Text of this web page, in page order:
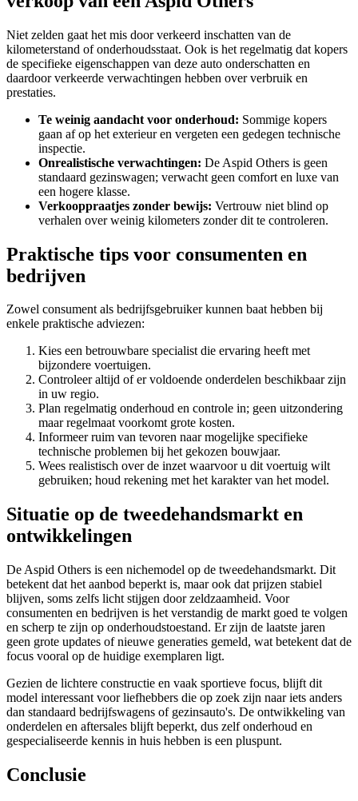
Niet zelden gaat het mis door verkeerd inschatten van de
kilometerstand of onderhoudsstaat. Ook is het regelmatig dat kopers
de specifieke eigenschappen van deze auto onderschatten en
daardoor verkeerde verwachtingen hebben over verbruik en
prestaties.
Te weinig aandacht voor onderhoud: Sommige kopers
gaan af op het exterieur en vergeten een gedegen technische
inspectie.
Onrealistische verwachtingen: De Aspid Others is geen
standaard gezinswagen; verwacht geen comfort en luxe van
een hogere klasse.
Verkooppraatjes zonder bewijs: Vertrouw niet blind op
verhalen over weinig kilometers zonder dit te controleren.
Praktische tips voor consumenten en
bedrijven
Zowel consument als bedrijfsgebruiker kunnen baat hebben bij
enkele praktische adviezen:
Kies een betrouwbare specialist die ervaring heeft met
bijzondere voertuigen.
Controleer altijd of er voldoende onderdelen beschikbaar zijn
in uw regio.
Plan regelmatig onderhoud en controle in; geen uitzondering
maar regelmaat voorkomt grote kosten.
Informeer ruim van tevoren naar mogelijke specifieke
technische problemen bij het gekozen bouwjaar.
Wees realistisch over de inzet waarvoor u dit voertuig wilt
gebruiken; houd rekening met het karakter van het model.
Situatie op de tweedehandsmarkt en
ontwikkelingen
De Aspid Others is een nichemodel op de tweedehandsmarkt. Dit
betekent dat het aanbod beperkt is, maar ook dat prijzen stabiel
blijven, soms zelfs licht stijgen door zeldzaamheid. Voor
consumenten en bedrijven is het verstandig de markt goed te volgen
en scherp te zijn op onderhoudstoestand. Er zijn de laatste jaren
geen grote updates of nieuwe generaties gemeld, wat betekent dat de
focus vooral op de huidige exemplaren ligt.
Gezien de lichtere constructie en vaak sportieve focus, blijft dit
model interessant voor liefhebbers die op zoek zijn naar iets anders
dan standaard bedrijfswagens of gezinsauto's. De ontwikkeling van
onderdelen en aftersales blijft beperkt, dus zelf onderhoud en
gespecialiseerde kennis in huis hebben is een pluspunt.
Conclusie